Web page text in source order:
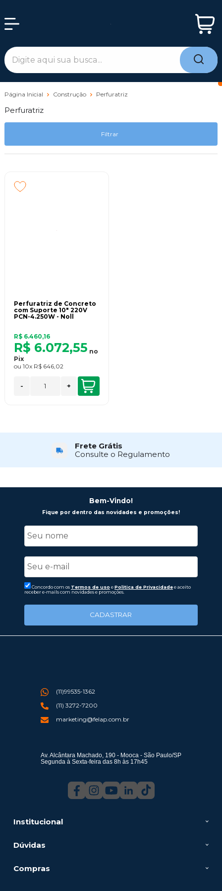
Página Inicial Construção Perfuratriz
Perfuratriz
Filtrar
Perfuratriz de Concreto
com Suporte 10" 220V
PCN-4.250W - Noll
R$ 6.460,16
R$ 6.072,55 no
Pix
ou 10x R$ 646,02
- +
Frete Grátis
Consulte o Regulamento
Bem-Vindo!
Fique por dentro das novidades e promoções!
Concordo com os Termos de uso ePolitica de Privacidadee aceito
receber e-mails com novidades e promoções.
CADASTRAR
Institucional
Dúvidas
Compras
(11)99535-1362
(11) 3272-7200
marketing@felap.com.br
Av. Alcântara Machado, 190 - Mooca - São Paulo/SP
Segunda à Sexta-feira das 8h às 17h45